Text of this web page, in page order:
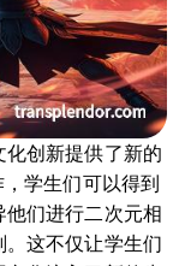
创新提供了新的
学生们可以得到
们进行二次元相
这不仅让学生们